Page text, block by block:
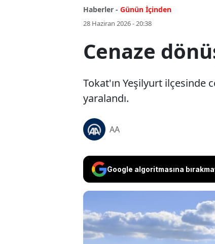
Haberler - Günün İçinden
28 Haziran 2026 - 20:38
Cenaze
Tokat'ın Yeşilyurt ilçesinde
yaralandı.
AA
Google algoritmasına